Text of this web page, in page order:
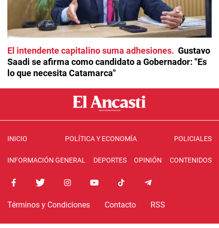
El intendente capitalino suma adhesiones
Gustavo
Saadi se afirma como candidato a Gobernador: "Es
lo que necesita Catamarca"
INICIO POLÍTICA Y ECONOMÍA POLICIALES
INFORMACIÓN GENERAL DEPORTES OPINIÓN CONTENIDOS
Términos y Condiciones Contacto RSS